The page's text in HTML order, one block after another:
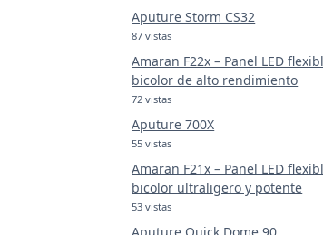
Aputure Storm CS32
87 vistas
Amaran F22x – Panel LED
bicolor de alto rendimiento
72 vistas
Aputure 700X
55 vistas
Amaran F21x – Panel LED
bicolor ultraligero y potente
53 vistas